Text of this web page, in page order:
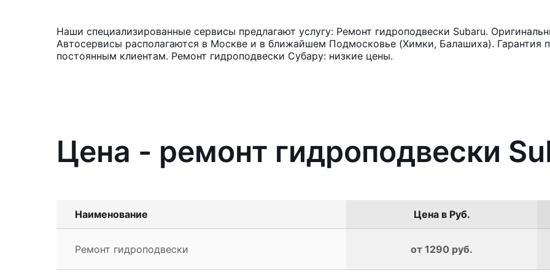
Наши специализированные сервисы предлагают услугу: Ремонт гидроподвески Subaru.
Автосервисы располагаются в Москве и в ближайшем Подмосковье (Химки, Балашиха). Гарантия
постоянным клиентам. Ремонт гидроподвески Субару: низкие цены.
Цена - ремонт гидроподвески
Наименование Цена в Руб.
Ремонт гидроподвески от 1290 руб.